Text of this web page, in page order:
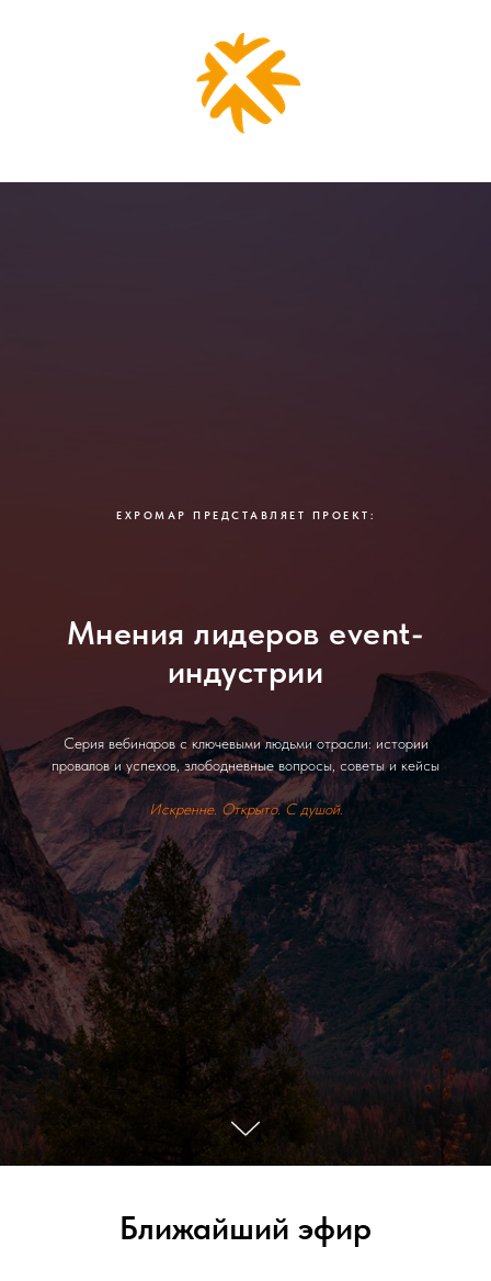
EXPOMAP ПРЕДСТАВЛЯЕТ ПРОЕКТ:
Мнения лидеров event-
индустрии
Серия вебинаров с ключевыми людьми отрасли: истории
провалов и успехов, злободневные вопросы, советы и кейсы
Искренне. Открыто. С душой.
Ближайший эфир